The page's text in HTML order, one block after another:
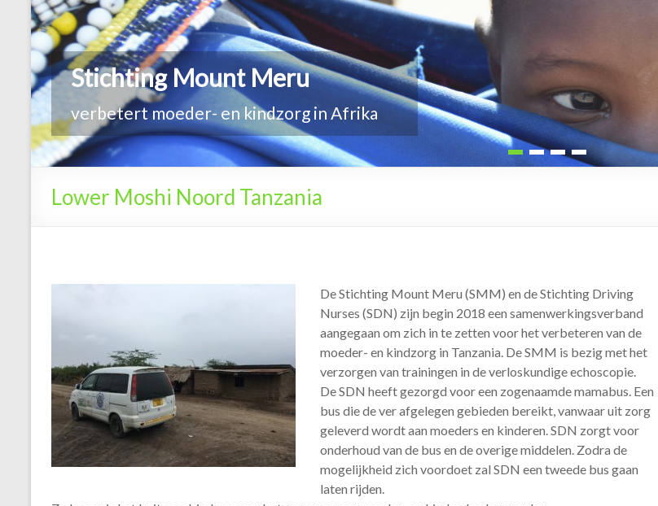
Lower Moshi Noord Tanzania
De Stichting Mount Meru (SMM) en de Stichting Driving
Nurses (SDN) zijn begin 2018 een samenwerkingsverband
aangegaan om zich in te zetten voor het verbeteren van de
moeder- en kindzorg in Tanzania. De SMM is bezig met het
verzorgen van trainingen in de verloskundige echoscopie.
De SDN heeft gezorgd voor een zogenaamde mamabus. Een
bus die de ver afgelegen gebieden bereikt, vanwaar uit zorg
geleverd wordt aan moeders en kinderen. SDN zorgt voor
onderhoud van de bus en de overige middelen. Zodra de
mogelijkheid zich voordoet zal SDN een tweede bus gaan
laten rijden.